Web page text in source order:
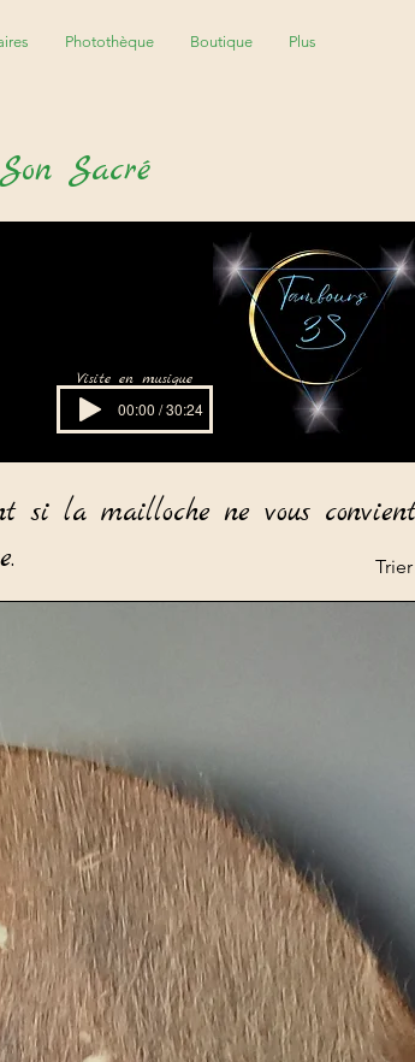
Son Sacré
Photothèque Boutique Plus
Visite en musique
00:00 / 30:24
si la mailloche ne vous